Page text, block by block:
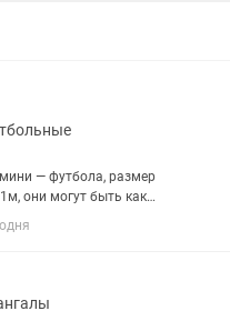
— футбола, размер
они могут быть как
так и переносными.